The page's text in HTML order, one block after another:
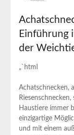
Einführung
der
„`html
Achatschnecken,
Haustiere immer
einzigartige
und mit einem